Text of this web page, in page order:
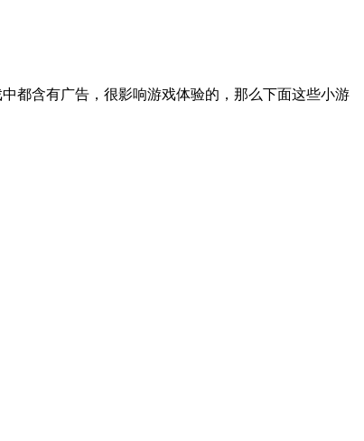
都含有广告，很影响游戏体验的，那么下面这些小游